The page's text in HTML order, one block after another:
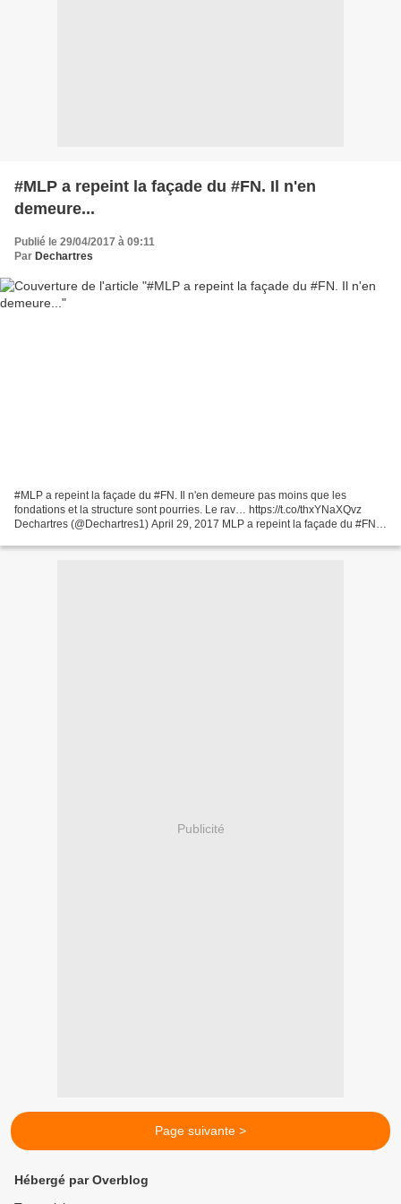
#MLP a repeint la façade du #FN. Il n'en
demeure...
Publié le 29/04/2017 à 09:11
Par Dechartres
#MLP a repeint la façade du #FN. Il n'en demeure pas moins que les
fondations et la structure sont pourries. Le rav… https://t.co/thxYNaXQvz
Dechartres (@Dechartres1) April 29, 2017 MLP a repeint la façade du #FN. Il
Publicité
Page suivante >
Hébergé par Overblog